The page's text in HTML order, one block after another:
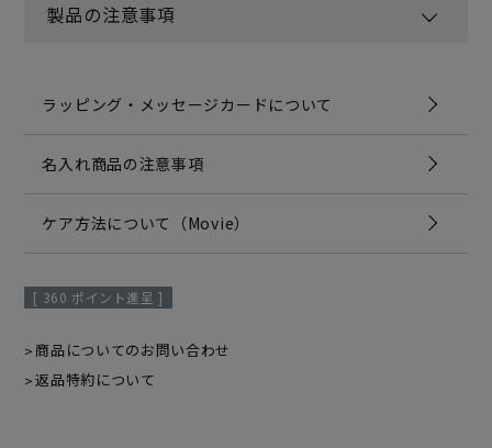
製品の注意事項
ラッピング・メッセージカードについて
名入れ商品の注意事項
ケア方法について（Movie）
[ 360 ポイント進呈 ]
商品についてのお問い合わせ
返品特約について